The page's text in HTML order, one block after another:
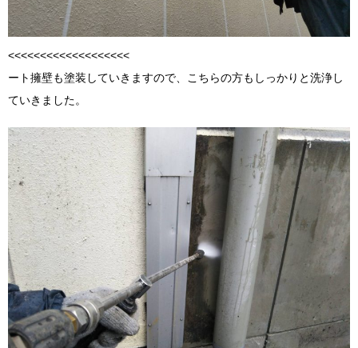
<<<<<<<<<<<<<<<<<<<
ート擁壁も塗装していきますので、こちらの方もしっかりと洗浄し
ていきました。